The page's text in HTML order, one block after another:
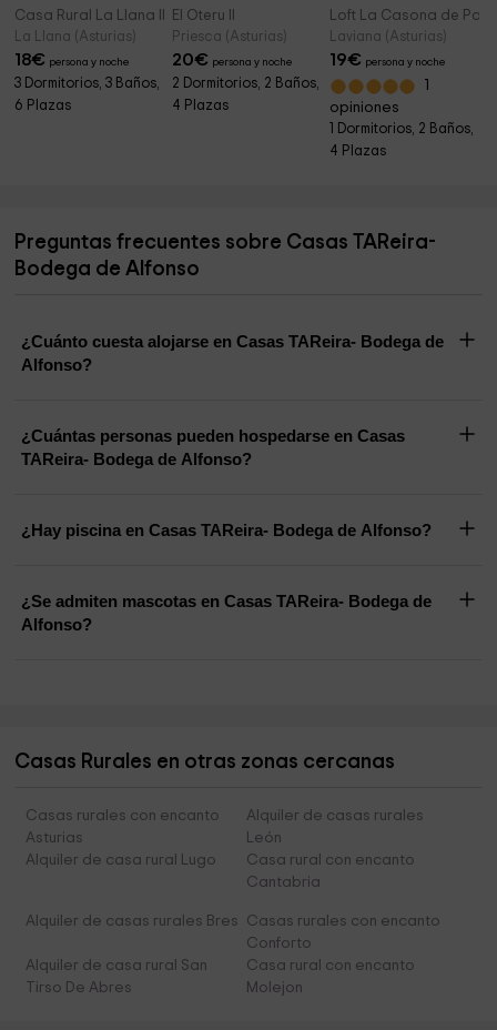
Casa Rural La Llana II
La Llana (Asturias)
18€ persona y noche
3 Dormitorios, 3 Baños,
6 Plazas
El Oteru II
Priesca (Asturias)
20€ persona y noche
2 Dormitorios, 2 Baños,
4 Plazas
Loft La Casona de Palu
Laviana (Asturias)
19€ persona y noche
opiniones
1 Dormitorios, 2 Baños,
4 Plazas
Preguntas frecuentes sobre Casas TAReira-
Bodega de Alfonso
¿Cuánto cuesta alojarse en Casas TAReira- Bodega de
Alfonso?
¿Cuántas personas pueden hospedarse en Casas
TAReira- Bodega de Alfonso?
¿Hay piscina en Casas TAReira- Bodega de Alfonso?
¿Se admiten mascotas en Casas TAReira- Bodega de
Alfonso?
Casas Rurales en otras zonas cercanas
Casas rurales con encanto
Asturias
Alquiler de casas rurales
León
Alquiler de casa rural Lugo
Casa rural con encanto
Cantabria
Alquiler de casas rurales Bres
Casas rurales con encanto
Conforto
Alquiler de casa rural San
Tirso De Abres
Casa rural con encanto
Molejon